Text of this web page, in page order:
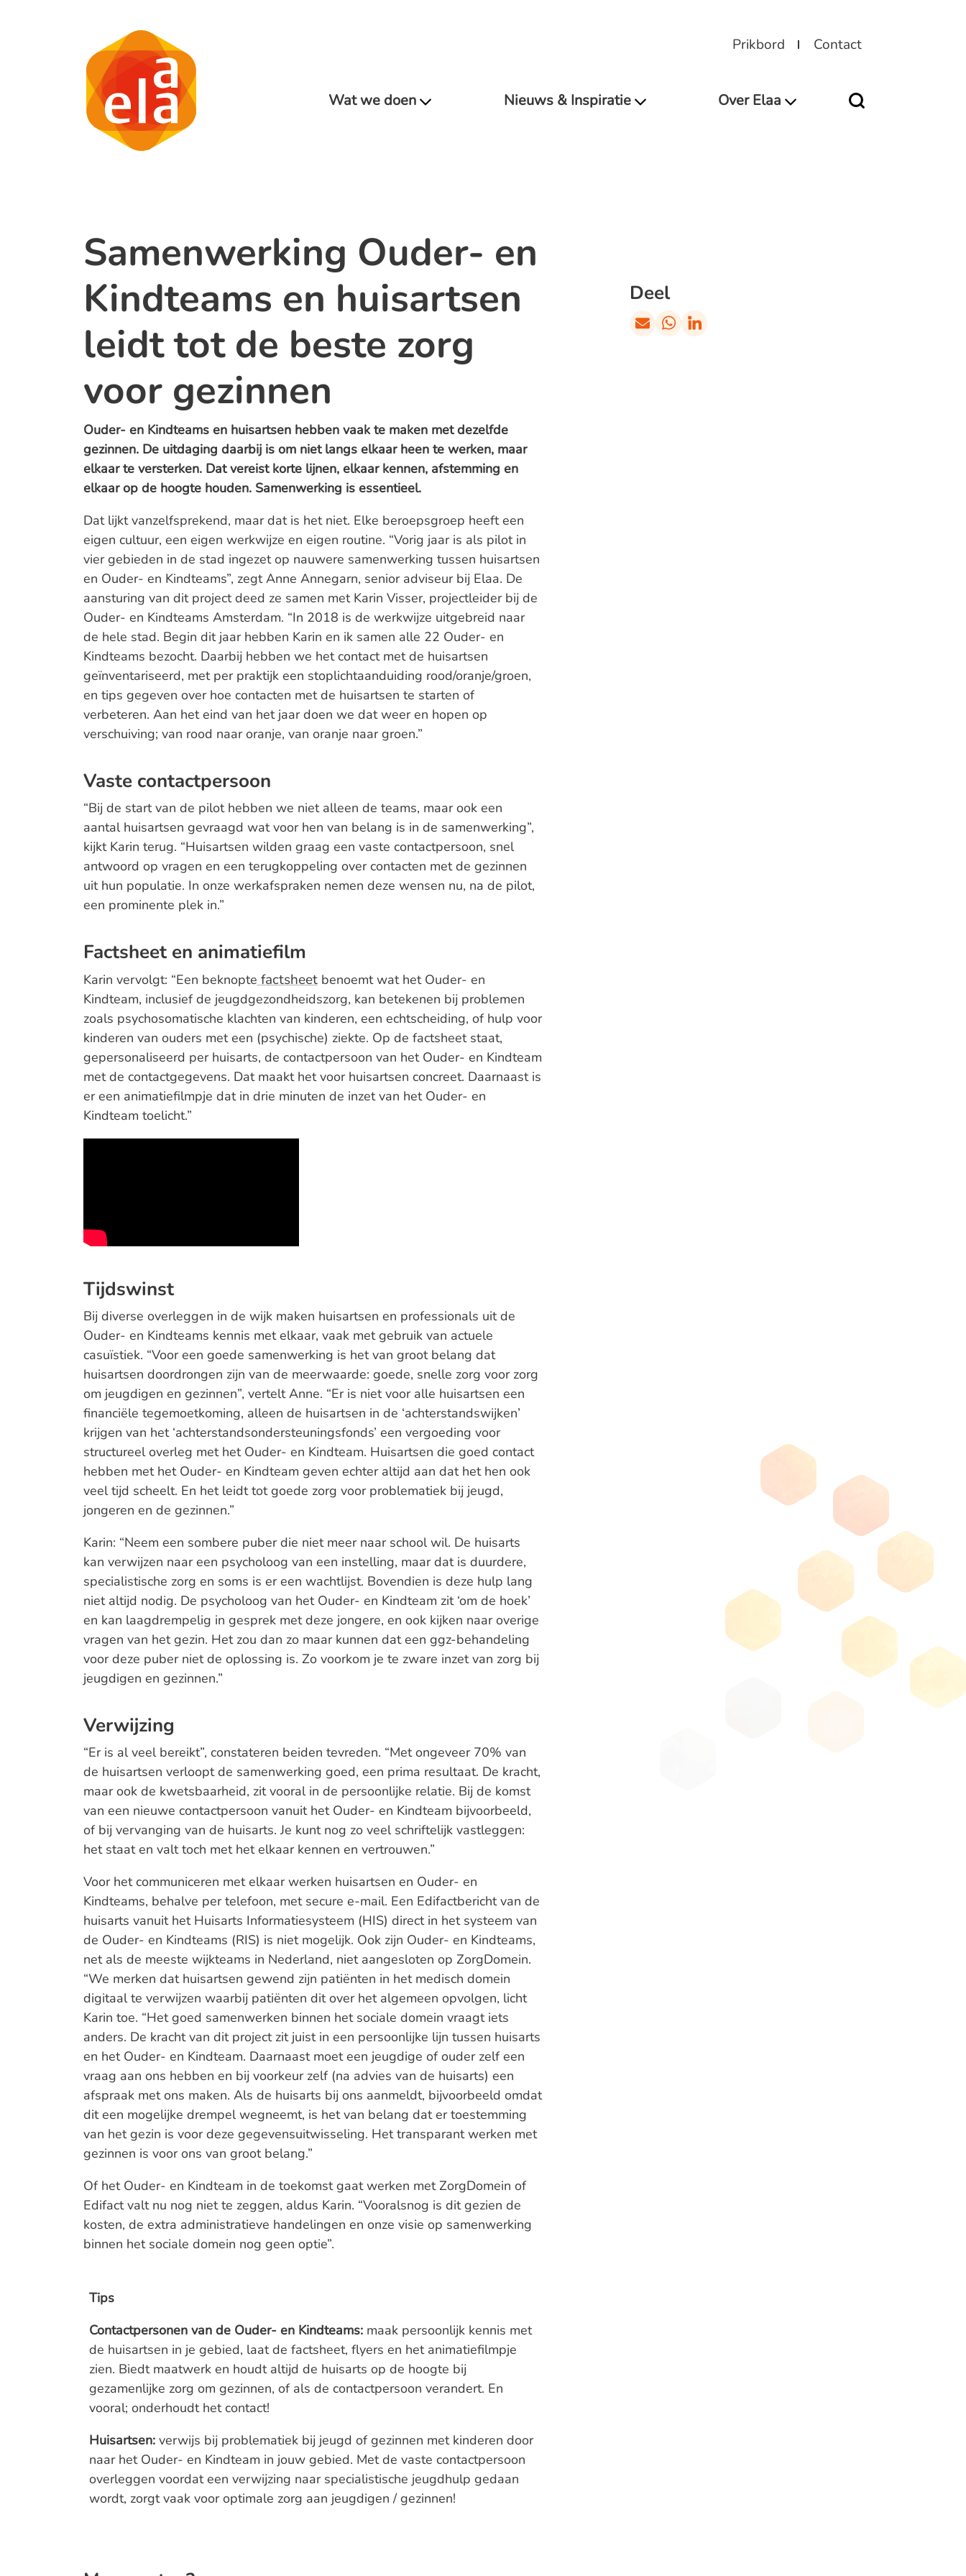
Prikbord Contact
Wat we doen Nieuws & Inspiratie Over Elaa
Samenwerking Ouder- en
Kindteams en huisartsen
leidt tot de beste zorg
voor gezinnen
Ouder- en Kindteams en huisartsen hebben vaak te maken met dezelfde
gezinnen. De uitdaging daarbij is om niet langs elkaar heen te werken, maar
elkaar te versterken. Dat vereist korte lijnen, elkaar kennen, afstemming en
elkaar op de hoogte houden. Samenwerking is essentieel.
Dat lijkt vanzelfsprekend, maar dat is het niet. Elke beroepsgroep heeft een
eigen cultuur, een eigen werkwijze en eigen routine. “Vorig jaar is als pilot in
vier gebieden in de stad ingezet op nauwere samenwerking tussen huisartsen
en Ouder- en Kindteams”, zegt Anne Annegarn, senior adviseur bij Elaa. De
aansturing van dit project deed ze samen met Karin Visser, projectleider bij de
Ouder- en Kindteams Amsterdam. “In 2018 is de werkwijze uitgebreid naar
de hele stad. Begin dit jaar hebben Karin en ik samen alle 22 Ouder- en
Kindteams bezocht. Daarbij hebben we het contact met de huisartsen
geïnventariseerd, met per praktijk een stoplichtaanduiding rood/oranje/groen,
en tips gegeven over hoe contacten met de huisartsen te starten of
verbeteren. Aan het eind van het jaar doen we dat weer en hopen op
verschuiving; van rood naar oranje, van oranje naar groen.”
Vaste contactpersoon
“Bij de start van de pilot hebben we niet alleen de teams, maar ook een
aantal huisartsen gevraagd wat voor hen van belang is in de samenwerking”,
kijkt Karin terug. “Huisartsen wilden graag een vaste contactpersoon, snel
antwoord op vragen en een terugkoppeling over contacten met de gezinnen
uit hun populatie. In onze werkafspraken nemen deze wensen nu, na de pilot,
een prominente plek in.”
Factsheet en animatiefilm
Karin vervolgt: “Een beknoptefactsheetbenoemt wat het Ouder- en
Kindteam, inclusief de jeugdgezondheidszorg, kan betekenen bij problemen
zoals psychosomatische klachten van kinderen, een echtscheiding, of hulp voor
kinderen van ouders met een (psychische) ziekte. Op de factsheet staat,
gepersonaliseerd per huisarts, de contactpersoon van het Ouder- en Kindteam
met de contactgegevens. Dat maakt het voor huisartsen concreet. Daarnaast is
er een animatiefilmpje dat in drie minuten de inzet van het Ouder- en
Kindteam toelicht.”
Tijdswinst
Bij diverse overleggen in de wijk maken huisartsen en professionals uit de
Ouder- en Kindteams kennis met elkaar, vaak met gebruik van actuele
casuïstiek. “Voor een goede samenwerking is het van groot belang dat
huisartsen doordrongen zijn van de meerwaarde: goede, snelle zorg voor zorg
om jeugdigen en gezinnen”, vertelt Anne. “Er is niet voor alle huisartsen een
financiële tegemoetkoming, alleen de huisartsen in de ‘achterstandswijken’
krijgen van het ‘achterstandsondersteuningsfonds’ een vergoeding voor
structureel overleg met het Ouder- en Kindteam. Huisartsen die goed contact
hebben met het Ouder- en Kindteam geven echter altijd aan dat het hen ook
veel tijd scheelt. En het leidt tot goede zorg voor problematiek bij jeugd,
jongeren en de gezinnen.”
Karin: “Neem een sombere puber die niet meer naar school wil. De huisarts
kan verwijzen naar een psycholoog van een instelling, maar dat is duurdere,
specialistische zorg en soms is er een wachtlijst. Bovendien is deze hulp lang
niet altijd nodig. De psycholoog van het Ouder- en Kindteam zit ‘om de hoek’
en kan laagdrempelig in gesprek met deze jongere, en ook kijken naar overige
vragen van het gezin. Het zou dan zo maar kunnen dat een ggz-behandeling
voor deze puber niet de oplossing is. Zo voorkom je te zware inzet van zorg bij
jeugdigen en gezinnen.”
Verwijzing
“Er is al veel bereikt”, constateren beiden tevreden. “Met ongeveer 70% van
de huisartsen verloopt de samenwerking goed, een prima resultaat. De kracht,
maar ook de kwetsbaarheid, zit vooral in de persoonlijke relatie. Bij de komst
van een nieuwe contactpersoon vanuit het Ouder- en Kindteam bijvoorbeeld,
of bij vervanging van de huisarts. Je kunt nog zo veel schriftelijk vastleggen:
het staat en valt toch met het elkaar kennen en vertrouwen.”
Voor het communiceren met elkaar werken huisartsen en Ouder- en
Kindteams, behalve per telefoon, met secure e-mail. Een Edifactbericht van de
huisarts vanuit het Huisarts Informatiesysteem (HIS) direct in het systeem van
de Ouder- en Kindteams (RIS) is niet mogelijk. Ook zijn Ouder- en Kindteams,
net als de meeste wijkteams in Nederland, niet aangesloten op ZorgDomein.
“We merken dat huisartsen gewend zijn patiënten in het medisch domein
digitaal te verwijzen waarbij patiënten dit over het algemeen opvolgen, licht
Karin toe. “Het goed samenwerken binnen het sociale domein vraagt iets
anders. De kracht van dit project zit juist in een persoonlijke lijn tussen huisarts
en het Ouder- en Kindteam. Daarnaast moet een jeugdige of ouder zelf een
vraag aan ons hebben en bij voorkeur zelf (na advies van de huisarts) een
afspraak met ons maken. Als de huisarts bij ons aanmeldt, bijvoorbeeld omdat
dit een mogelijke drempel wegneemt, is het van belang dat er toestemming
van het gezin is voor deze gegevensuitwisseling. Het transparant werken met
gezinnen is voor ons van groot belang.”
Of het Ouder- en Kindteam in de toekomst gaat werken met ZorgDomein of
Edifact valt nu nog niet te zeggen, aldus Karin. “Vooralsnog is dit gezien de
kosten, de extra administratieve handelingen en onze visie op samenwerking
binnen het sociale domein nog geen optie”.
Tips
Contactpersonen van de Ouder- en Kindteams:maak persoonlijk kennis met
de huisartsen in je gebied, laat de factsheet, flyers en het animatiefilmpje
zien. Biedt maatwerk en houdt altijd de huisarts op de hoogte bij
gezamenlijke zorg om gezinnen, of als de contactpersoon verandert. En
vooral; onderhoudt het contact!
Huisartsen:verwijs bij problematiek bij jeugd of gezinnen met kinderen door
naar het Ouder- en Kindteam in jouw gebied. Met de vaste contactpersoon
overleggen voordat een verwijzing naar specialistische jeugdhulp gedaan
wordt, zorgt vaak voor optimale zorg aan jeugdigen / gezinnen!
Deel